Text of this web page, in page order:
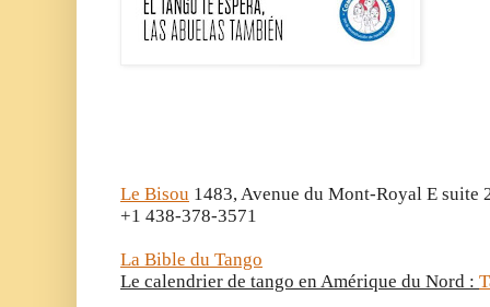
Le Bisou 1483, Avenue du Mont-Royal E suite
+1 438-378-3571
La Bible du Tango
Le calendrier de tango en Amérique du Nord :